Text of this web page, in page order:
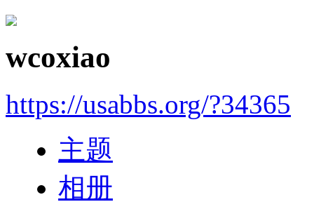
wcoxiao
https://usabbs.org/?34365
主题
相册